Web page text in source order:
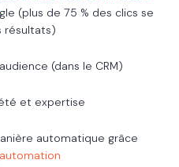
gle (plus de 75 % des clics se
résultats)
(dans le CRM)
et expertise
automatique grâce